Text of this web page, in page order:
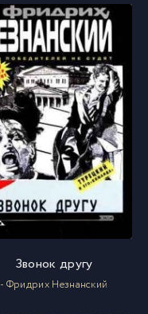
Звонок другу
- Фридрих Незнанский